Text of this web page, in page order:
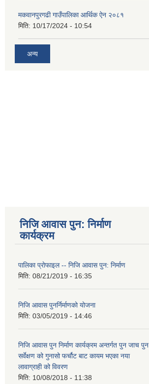
मकवानपुरगढी गाउँपालिका आर्थिक ‌‌‌ऐन २०८१
मिति: 10/17/2024 - 10:54
अन्य
निजि आवास पुन: निर्माण
कार्यक्रम
पालिका प्राेफाइल -- निजि आवास पुन: निर्माण
मिति: 08/21/2019 - 16:35
निजि आवास पुनर्निर्माणको योजना
मिति: 03/05/2019 - 14:46
निजि आवास पुन निर्माण कार्यक्रम अन्तर्गत पुन जाच पुन
सर्वेक्षण को गुनासो फर्चौट बाट कायम भएका नया
लावाग्राही को विवरण
मिति: 10/08/2018 - 11:38